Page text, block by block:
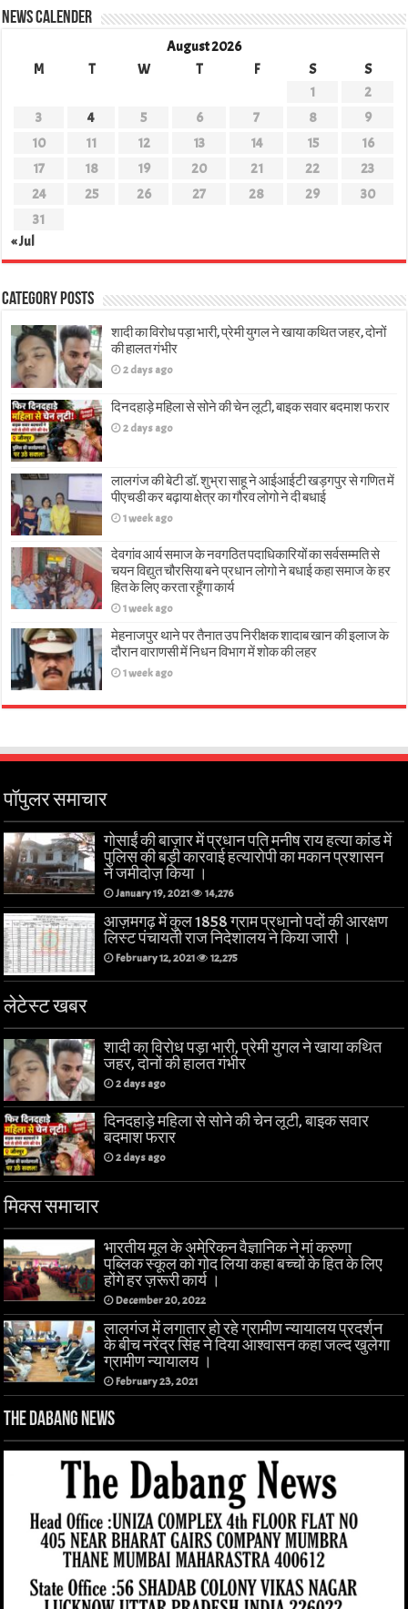
News Calender
August 2026
M
T W T F S
S
1
2
3
4 5 6 7 8
9
10
11 12 13 14 15
16
17
18 19 20 21 22
23
24
25 26 27 28 29
30
31
« Jul
Category Posts
शादी का विरोध पड़ा भारी, प्रेमी युगल ने खाया कथित जहर, दोनों
की हालत गंभीर
2 days ago
दिनदहाड़े महिला से सोने की चेन लूटी, बाइक सवार बदमाश फरार
2 days ago
लालगंज की बेटी डॉ. शुभ्रा साहू ने आईआईटी खड़गपुर से गणित में
पीएचडी कर बढ़ाया क्षेत्र का गौरव लोगो ने दी बधाई
1 week ago
देवगांव आर्य समाज के नवगठित पदाधिकारियों का सर्वसम्मति से
चयन विद्युत चौरसिया बने प्रधान लोगो ने बधाई कहा समाज के हर
हित के लिए करता रहूँगा कार्य
1 week ago
मेहनाजपुर थाने पर तैनात उप निरीक्षक शादाब खान की इलाज के
दौरान वाराणसी में निधन विभाग में शोक की लहर
1 week ago
पॉपुलर समाचार
गोसाईं की बाज़ार में प्रधान पति मनीष राय हत्या कांड में
पुलिस की बड़ी कारवाई हत्यारोपी का मकान प्रशासन
ने जमीदोज़ किया ।
January 19, 2021 14,276
आज़मगढ़ में कुल 1858 ग्राम प्रधानो पदों की आरक्षण
लिस्ट पंचायती राज निदेशालय ने किया जारी ।
February 12, 2021 12,275
लेटेस्ट खबर
शादी का विरोध पड़ा भारी, प्रेमी युगल ने खाया कथित
जहर, दोनों की हालत गंभीर
2 days ago
दिनदहाड़े महिला से सोने की चेन लूटी, बाइक सवार
बदमाश फरार
2 days ago
मिक्स समाचार
भारतीय मूल के अमेरिकन वैज्ञानिक ने मां करुणा
पब्लिक स्कूल को गोद लिया कहा बच्चों के हित के लिए
होंगे हर ज़रूरी कार्य ।
December 20, 2022
लालगंज में लगातार हो रहे ग्रामीण न्यायालय प्रदर्शन
के बीच नरेंद्र सिंह ने दिया आश्वासन कहा जल्द खुलेगा
ग्रामीण न्यायालय ।
February 23, 2021
The Dabang News